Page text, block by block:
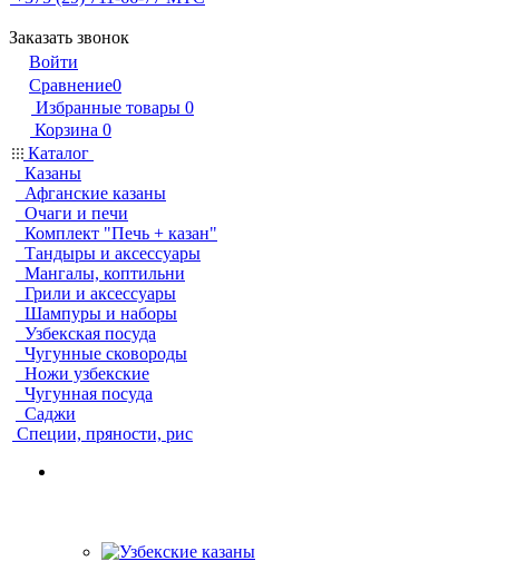
Заказать звонок
Войти
Сравнение0
Избранные товары 0
Корзина 0
Каталог
Казаны
Афганские казаны
Очаги и печи
Комплект "Печь + казан"
Тандыры и аксессуары
Мангалы, коптильни
Грили и аксессуары
Шампуры и наборы
Узбекская посуда
Чугунные сковороды
Ножи узбекские
Чугунная посуда
Саджи
Специи, пряности, рис